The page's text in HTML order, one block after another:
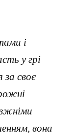
і
у грі
за своє
вона